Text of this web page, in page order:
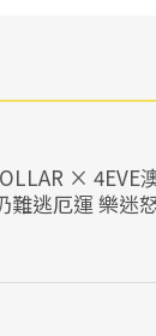
× 4EVE
難逃厄運 樂迷